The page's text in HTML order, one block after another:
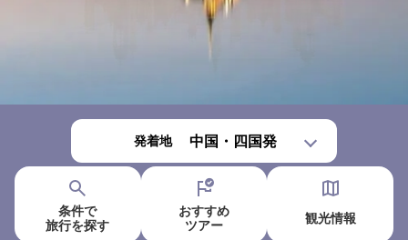
発着地
条件で
旅行を探す
おすすめ
ツアー
観光情報